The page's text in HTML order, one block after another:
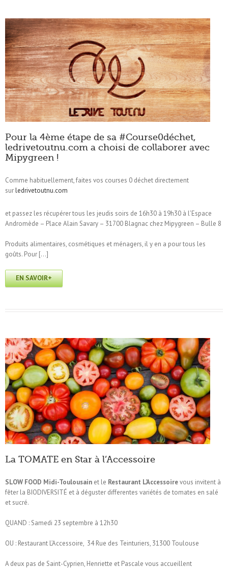
Pour la 4ème étape de sa #Course0déchet,
ledrivetoutnu.com a choisi de collaborer avec
Mipygreen !
Comme habituellement, faites vos courses 0 déchet directement
surledrivetoutnu.com
et passez les récupérer tous les jeudis soirs de 16h30 à 19h30 à l’Espace
Andromède – Place Alain Savary – 31700 Blagnac chez Mipygreen – Bulle 8
Produits alimentaires, cosmétiques et ménagers, il y en a pour tous les
goûts. Pour […]
EN SAVOIR+
La TOMATE en Star à l’Accessoire
SLOW FOOD Midi-Toulousain et le Restaurant L’Accessoirevous invitent à
fêter la BIODIVERSITÉ et à déguster differentes variétés de tomates en salé
et sucré.
QUAND : Samedi 23 septembre à 12h30
OU : Restaurant L’Accessoire, 34 Rue des Teinturiers, 31300 Toulouse
A deux pas de Saint-Cyprien, Henriette et Pascale vous accueillent